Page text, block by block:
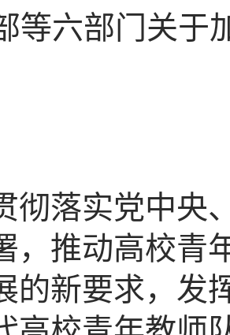
等六部门关于
落实党中央、
，推动高校青
的新要求，发